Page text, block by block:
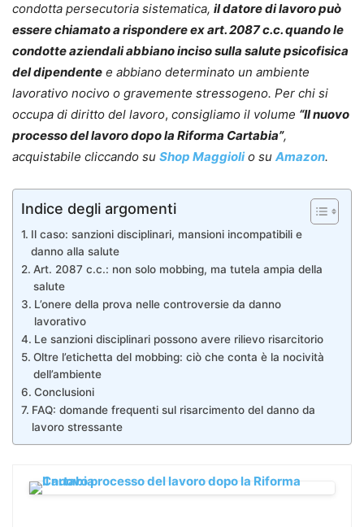
condotta persecutoria sistematica, il datore di lavoro può
essere chiamato a rispondere ex art. 2087 c.c. quando le
condotte aziendali abbiano inciso sulla salute psicofisica
del dipendente e abbiano determinato un ambiente
lavorativo nocivo o gravemente stressogeno. Per chi si
occupa di diritto del lavoro, consigliamo il volume “Il nuovo
processo del lavoro dopo la Riforma Cartabia”,
acquistabile cliccando su Shop Maggioli o su Amazon.
Indice degli argomenti
Il caso: sanzioni disciplinari, mansioni incompatibili e
danno alla salute
Art. 2087 c.c.: non solo mobbing, ma tutela ampia della
salute
L’onere della prova nelle controversie da danno
lavorativo
Le sanzioni disciplinari possono avere rilievo risarcitorio
Oltre l’etichetta del mobbing: ciò che conta è la nocività
dell’ambiente
Conclusioni
FAQ: domande frequenti sul risarcimento del danno da
lavoro stressante